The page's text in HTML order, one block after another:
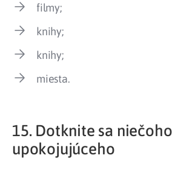
filmy;
knihy;
knihy;
miesta.
15. Dotknite sa niečoho
upokojujúceho